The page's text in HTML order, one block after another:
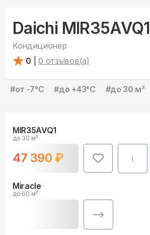
Daichi MIR35AVQ1
Кондиционер
0
0 отзывов(а)
#от -7°С #до +43°С #до 30 м²
MIR35AVQ1
до 30 м²
47 390 ₽ i
Miracle
до 60 м²